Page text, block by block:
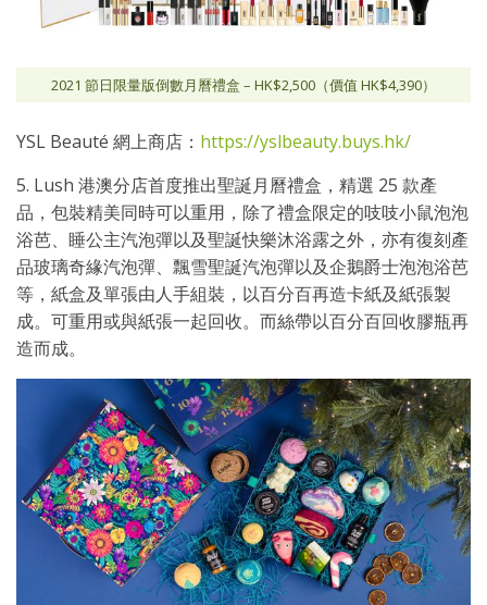
2021 節日限量版倒數月曆禮盒 – HK$2,500（價值 HK$4,390）
YSL Beauté 網上商店： https://yslbeauty.buys.hk/
5. Lush 港澳分店首度推出聖誕月曆禮盒，精選 25 款產
品，包裝精美同時可以重用，除了禮盒限定的吱吱小鼠泡泡
浴芭、睡公主汽泡彈以及聖誕快樂沐浴露之外，亦有復刻產
品玻璃奇緣汽泡彈、飄雪聖誕汽泡彈以及企鵝爵士泡泡浴芭
等，紙盒及單張由人手組裝，以百分百再造卡紙及紙張製
成。可重用或與紙張一起回收。而絲帶以百分百回收膠瓶再
造而成。